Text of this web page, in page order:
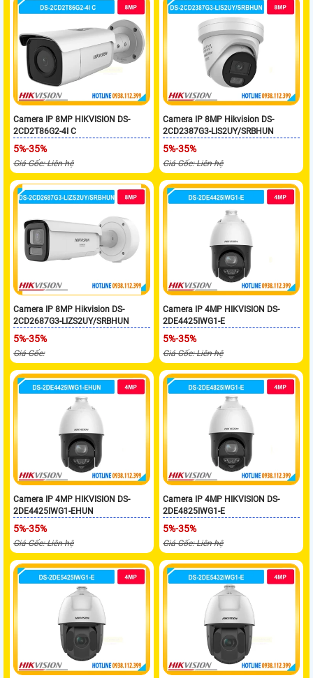
Camera IP 8MP HIKVISION DS-
2CD2T86G2-4I C
5%-35%
Giá Gốc: Liên hệ
Camera IP 8MP Hikvision DS-
2CD2387G3-LIS2UY/SRBHUN
5%-35%
Giá Gốc: Liên hệ
Camera IP 8MP Hikvision DS-
2CD2687G3-LIZS2UY/SRBHUN
5%-35%
Giá Gốc:
Camera IP 4MP HIKVISION DS-
2DE4425IWG1-E
5%-35%
Giá Gốc: Liên hệ
Camera IP 4MP HIKVISION DS-
2DE4425IWG1-EHUN
5%-35%
Giá Gốc: Liên hệ
Camera IP 4MP HIKVISION DS-
2DE4825IWG1-E
5%-35%
Giá Gốc: Liên hệ